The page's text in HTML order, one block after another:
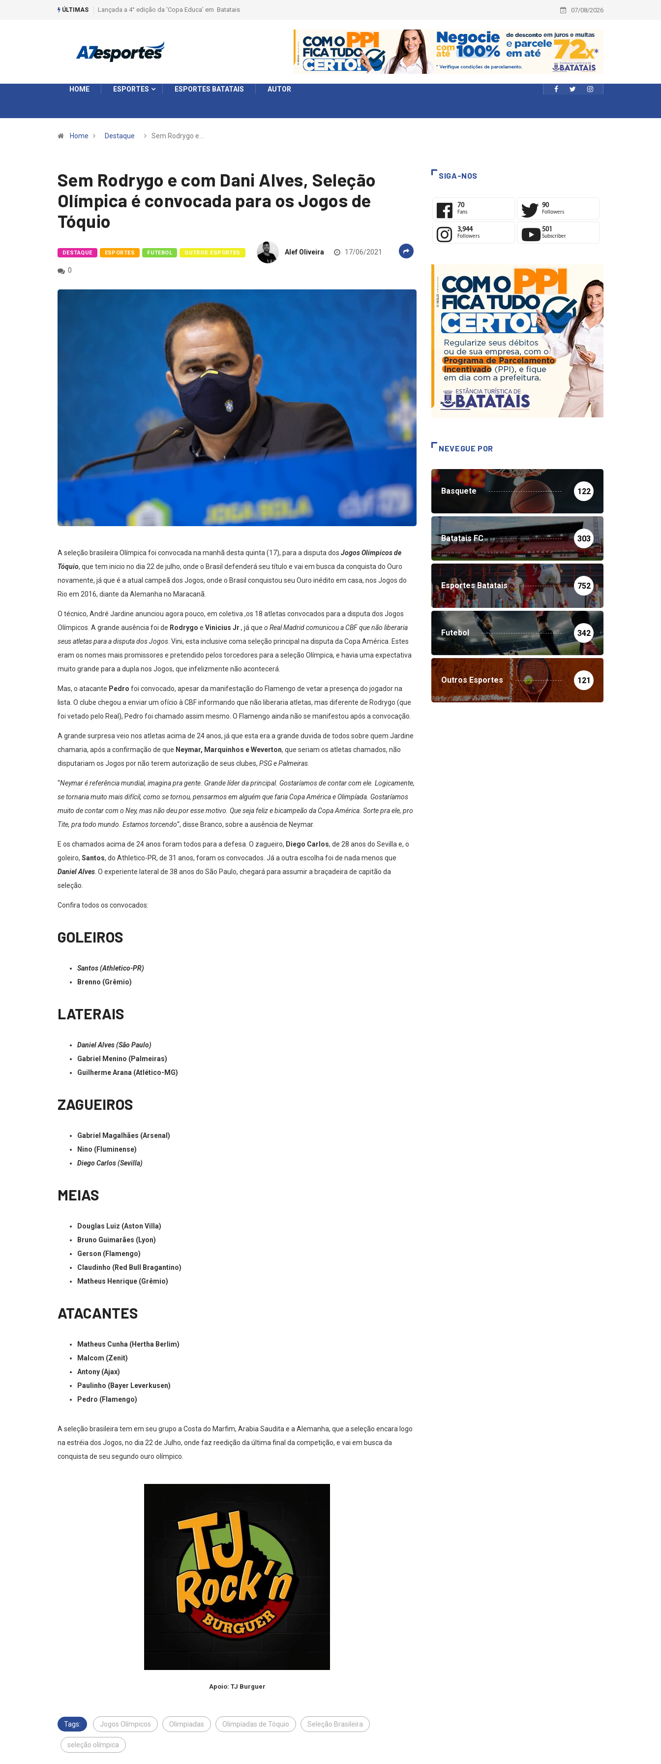
ÚLTIMAS Liga 2026: Equipes rompem com a LABE na Série Ouro e entidade define a 2° fase, times e formato 07/08/2026
HOME ESPORTES ESPORTES BATATAIS AUTOR
Home Destaque Sem Rodrygo e…
Sem Rodrygo e com Dani Alves, Seleção
Olímpica é convocada para os Jogos de
Tóquio
DESTAQUE ESPORTES FUTEBOL OUTROS ESPORTES Alef Oliveira 17/06/2021
0
A seleção brasileira Olímpica foi convocada na manhã desta quinta (17), para a disputa dos Jogos Olímpicos de
Tóquio, que tem inicio no dia 22 de julho, onde o Brasil defenderá seu título e vai em busca da conquista do Ouro
novamente, já que é a atual campeã dos Jogos, onde o Brasil conquistou seu Ouro inédito em casa, nos Jogos do
Rio em 2016, diante da Alemanha no Maracanã.
O técnico, André Jardine anunciou agora pouco, em coletiva ,os 18 atletas convocados para a disputa dos Jogos
Olímpicos. A grande ausência foi de Rodrygo e Vinicius Jr., já que o Real Madrid comunicou a CBF que não liberaria
seus atletas para a disputa dos Jogos. Vini, esta inclusive coma seleção principal na disputa da Copa América. Estes
eram os nomes mais promissores e pretendido pelos torcedores para a seleção Olímpica, e havia uma expectativa
muito grande para a dupla nos Jogos, que infelizmente não acontecerá.
Mas, o atacante Pedro foi convocado, apesar da manifestação do Flamengo de vetar a presença do jogador na
lista. O clube chegou a enviar um ofício à CBF informando que não liberaria atletas, mas diferente de Rodrygo (que
foi vetado pelo Real), Pedro foi chamado assim mesmo. O Flamengo ainda não se manifestou após a convocação.
A grande surpresa veio nos atletas acima de 24 anos, já que esta era a grande duvida de todos sobre quem Jardine
chamaria, após a confirmação de que Neymar, Marquinhos e Weverton, que seriam os atletas chamados, não
disputariam os Jogos por não terem autorização de seus clubes, PSG e Palmeiras.
“Neymar é referência mundial, imagina pra gente. Grande líder da principal. Gostaríamos de contar com ele. Logicamente,
se tornaria muito mais difícil, como se tornou, pensarmos em alguém que faria Copa América e Olimpíada. Gostaríamos
muito de contar com o Ney, mas não deu por esse motivo. Que seja feliz e bicampeão da Copa América. Sorte pra ele, pro
Tite, pra todo mundo. Estamos torcendo“, disse Branco, sobre a ausência de Neymar.
E os chamados acima de 24 anos foram todos para a defesa. O zagueiro, Diego Carlos, de 28 anos do Sevilla e, o
goleiro, Santos, do Athletico-PR, de 31 anos, foram os convocados. Já a outra escolha foi de nada menos que
Daniel Alves. O experiente lateral de 38 anos do São Paulo, chegará para assumir a braçadeira de capitão da
seleção.
Confira todos os convocados:
GOLEIROS
Santos (Athletico-PR)
Brenno (Grêmio)
LATERAIS
Daniel Alves (São Paulo)
Gabriel Menino (Palmeiras)
Guilherme Arana (Atlético-MG)
ZAGUEIROS
Gabriel Magalhães (Arsenal)
Nino (Fluminense)
Diego Carlos (Sevilla)
MEIAS
Douglas Luiz (Aston Villa)
Bruno Guimarães (Lyon)
Gerson (Flamengo)
Claudinho (Red Bull Bragantino)
Matheus Henrique (Grêmio)
ATACANTES
Matheus Cunha (Hertha Berlim)
Malcom (Zenit)
Antony (Ajax)
Paulinho (Bayer Leverkusen)
Pedro (Flamengo)
A seleção brasileira tem em seu grupo a Costa do Marfim, Arabia Saudita e a Alemanha, que a seleção encara logo
na estréia dos Jogos, no dia 22 de Julho, onde faz reedição da última final da competição, e vai em busca da
conquista de seu segundo ouro olímpico.
Apoio: TJ Burguer
Tags: Jogos Olímpicos Olimpiadas Olimpíadas de Tóquio Seleção Brasileira
seleção olímpica
SIGA-NOS
70
Fans
90
Followers
3,944
Followers
501
Subscriber
NEVEGUE POR
Basquete 122
Batatais FC 303
Esportes Batatais 752
Futebol 342
Outros Esportes 121